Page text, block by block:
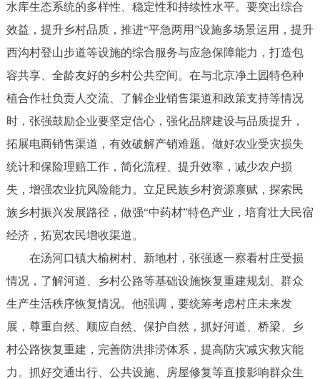
水库生态系统的多样性、稳定性和持续性水平。要突出综合
效益，提升乡村品质，推进“平急两用”设施多场景运用，提升
西沟村登山步道等设施的综合服务与应急保障能力，打造包
容共享、全龄友好的乡村公共空间。在与北京净土园特色种
植合作社负责人交流、了解企业销售渠道和政策支持等情况
时，张强鼓励企业要坚定信心，强化品牌建设与品质提升，
拓展电商销售渠道，有效破解产销难题。做好农业受灾损失
统计和保险理赔工作，简化流程、提升效率，减少农户损
失，增强农业抗风险能力。立足民族乡村资源禀赋，探索民
族乡村振兴发展路径，做强“中药材”特色产业，培育壮大民宿
经济，拓宽农民增收渠道。
在汤河口镇大榆树村、新地村，张强逐一察看村庄受损
情况，了解河道、乡村公路等基础设施恢复重建规划、群众
生产生活秩序恢复情况。他强调，要统筹考虑村庄未来发
展，尊重自然、顺应自然、保护自然，抓好河道、桥梁、乡
村公路恢复重建，完善防洪排涝体系，提高防灾减灾救灾能
力。抓好交通出行、公共设施、房屋修复等直接影响群众生